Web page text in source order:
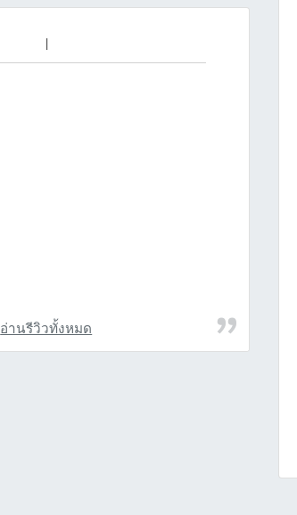
อ่านรีวิวทั้งหมด